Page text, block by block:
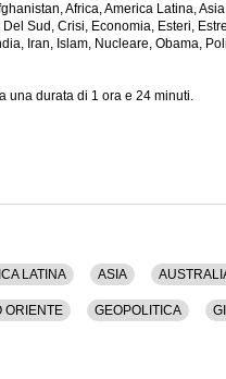
Africa, America Latina,
Sud, Crisi, Economia, Esteri,
Iran, Islam, Nucleare, Obama,
una durata di 1 ora e 24 minuti.
LATINA ASIA
ORIENTE GEOPOLITICA